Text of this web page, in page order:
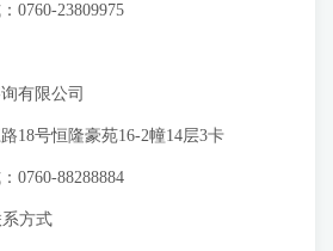
0760-23809975
有限公司
18号恒隆豪苑16-2幢14层3卡
0760-88288884
方式